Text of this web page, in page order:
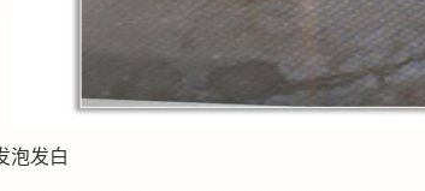
泡发白